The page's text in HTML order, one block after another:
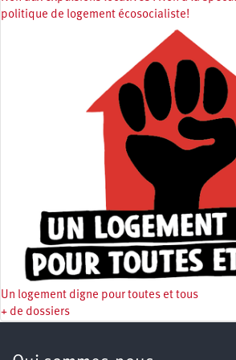
politique de logement écosocialiste!
Un logement digne pour toutes et tous
+ de dossiers